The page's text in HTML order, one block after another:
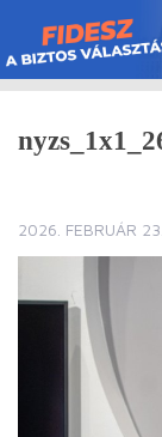
Skip
to
content
2026. FEBRUÁR 23.